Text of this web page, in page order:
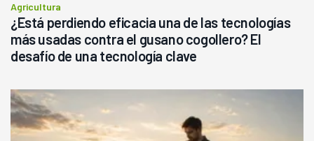
Agricultura
¿Está perdiendo eficacia una de las tecnologías
más usadas contra el gusano cogollero? El
desafío de una tecnología clave